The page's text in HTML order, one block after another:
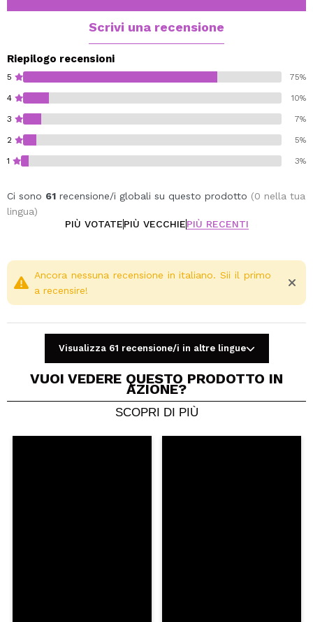
Scrivi una recensione
Riepilogo recensioni
5 75%
4 10%
3 7%
2 5%
1 3%
Ci sono 61 recensione/i globali su questo prodotto (0 nella tua
lingua)
PIÙ VOTATEPIÙ VECCHIEPIÙ RECENTI
Condividi un video o una foto
Il tuo video potrebbe essere il primo. Immaginalo...
Ancora nessuna recensione in italiano. Sii il primo
a recensire!
Visualizza 61 recensione/i in altre lingue
VUOI VEDERE QUESTO PRODOTTO IN
AZIONE?
SCOPRI DI PIÙ